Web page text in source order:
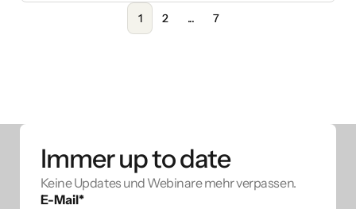
1 2 ... 7
Immer up to date
Keine Updates und Webinare mehr verpassen.
E-Mail*